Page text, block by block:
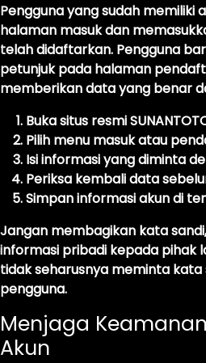
Pengguna yang sudah memiliki
halaman masuk dan
telah didaftarkan. Pengguna
petunjuk pada halaman
memberikan data yang benar
Buka situs resmi
Pilih menu masuk atau
Isi informasi yang diminta
Periksa kembali data
Simpan informasi akun di
Jangan membagikan kata
informasi pribadi kepada pihak
tidak seharusnya meminta kata
pengguna.
Menjaga
Akun